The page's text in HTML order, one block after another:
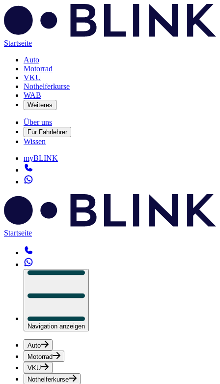
Startseite
Auto
Motorrad
VKU
Nothelferkurse
WAB
Weiteres
Über uns
Für Fahrlehrer
Wissen
myBLINK
Startseite
Navigation anzeigen
Auto
Motorrad
VKU
Nothelferkurse